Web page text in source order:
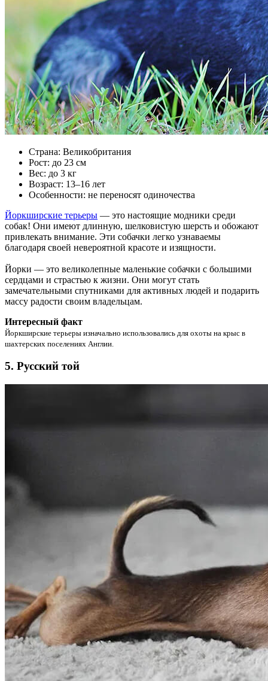
Страна: Великобритания
Рост: до 23 см
Вес: до 3 кг
Возраст: 13–16 лет
Особенности: не переносят одиночества
Йоркширские терьеры — это настоящие модники среди
собак! Они имеют длинную, шелковистую шерсть и обожают
привлекать внимание. Эти собачки легко узнаваемы
благодаря своей невероятной красоте и изящности.
Йорки — это великолепные маленькие собачки с большими
сердцами и страстью к жизни. Они могут стать
замечательными спутниками для активных людей и подарить
массу радости своим владельцам.
Интересный факт
Йоркширские терьеры изначально использовались для охоты на крыс в
шахтерских поселениях Англии.
5. Русский той